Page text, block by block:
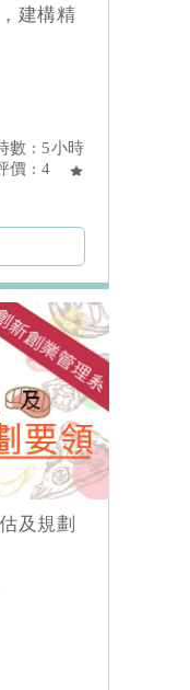
建構精
數 : 5小時
價 : 4
及規劃